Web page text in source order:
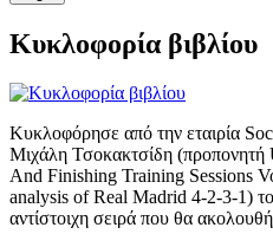
Κυκλοφορία βιβλίου
Κυκλοφόρησε από την εταιρία
Μιχάλη Τσοκακτσίδη
And Finishing Training Sessions
analysis of Real Madrid 4-2-3-1) το
αντίστοιχη σειρά που θα